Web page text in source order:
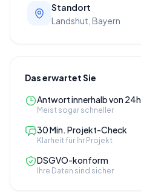
Standort
Landshut, Bayern
Das erwartet Sie
Antwort innerhalb von 24h
Meist sogar schneller
30 Min. Projekt-Check
Klarheit für Ihr Projekt
DSGVO-konform
Ihre Daten sind sicher